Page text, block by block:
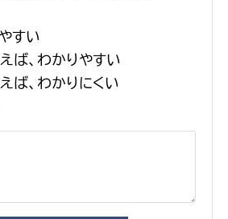
すい
ば、わかりやすい
ば、わかりにくい